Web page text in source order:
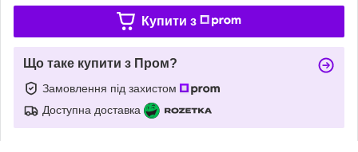
Купити з
Що таке купити з Пром?
Замовлення під захистом
Доступна доставка